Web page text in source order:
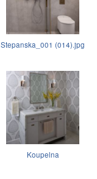
Stepanska_001 (014).jpg
Koupelna